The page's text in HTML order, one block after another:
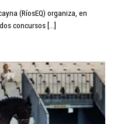
(RíosEQ) organiza, en
concursos [...]